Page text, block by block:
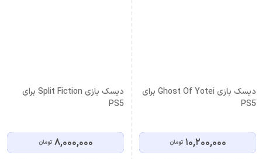
دیسک بازی Ghost Of Yotei برای
PS5
10,200,000 تومان
دیسک بازی Split Fiction برای
PS5
8,000,000 تومان